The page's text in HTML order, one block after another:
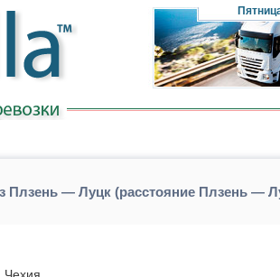
Плзень — Луцк (расстояние Плзень —